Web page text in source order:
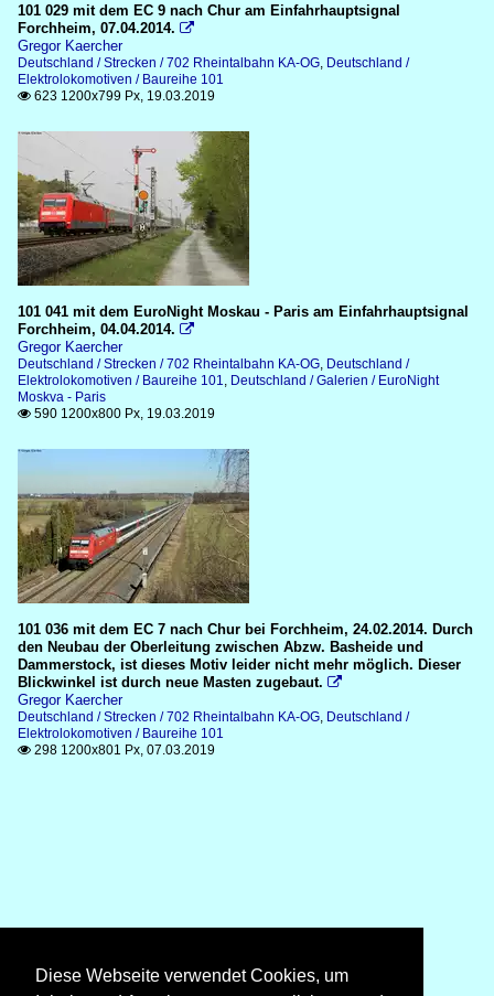
101 029 mit dem EC 9 nach Chur am Einfahrhauptsignal
Forchheim, 07.04.2014. 
Gregor Kaercher
Deutschland / Strecken / 702 Rheintalbahn KA-OG, Deutschland /
Elektrolokomotiven / Baureihe 101
 623 1200x799 Px, 19.03.2019
101 041 mit dem EuroNight Moskau - Paris am Einfahrhauptsignal
Forchheim, 04.04.2014. 
Gregor Kaercher
Deutschland / Strecken / 702 Rheintalbahn KA-OG, Deutschland /
Elektrolokomotiven / Baureihe 101, Deutschland / Galerien / EuroNight
Moskva - Paris
 590 1200x800 Px, 19.03.2019
101 036 mit dem EC 7 nach Chur bei Forchheim, 24.02.2014. Durch
den Neubau der Oberleitung zwischen Abzw. Basheide und
Dammerstock, ist dieses Motiv leider nicht mehr möglich. Dieser
Blickwinkel ist durch neue Masten zugebaut. 
Gregor Kaercher
Deutschland / Strecken / 702 Rheintalbahn KA-OG, Deutschland /
Elektrolokomotiven / Baureihe 101
 298 1200x801 Px, 07.03.2019
Diese Webseite verwendet Cookies, um